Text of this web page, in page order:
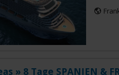
» 8 Tage SPANIEN &